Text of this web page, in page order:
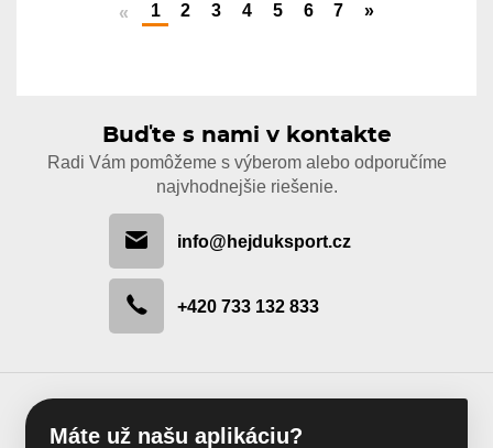
« 1 2 3 4 5 6 7 »
Buďte s nami v kontakte
Radi Vám pomôžeme s výberom alebo odporučíme
najvhodnejšie riešenie.
info@hejduksport.cz
+420 733 132 833
Máte už našu aplikáciu?